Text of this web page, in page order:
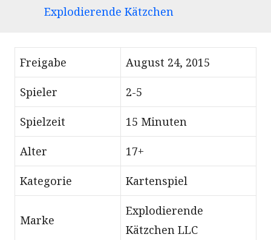
Explodierende Kätzchen
Freigabe August 24, 2015
Spieler 2-5
Spielzeit 15 Minuten
Alter 17+
Kategorie Kartenspiel
Marke
Explodierende
Kätzchen LLC